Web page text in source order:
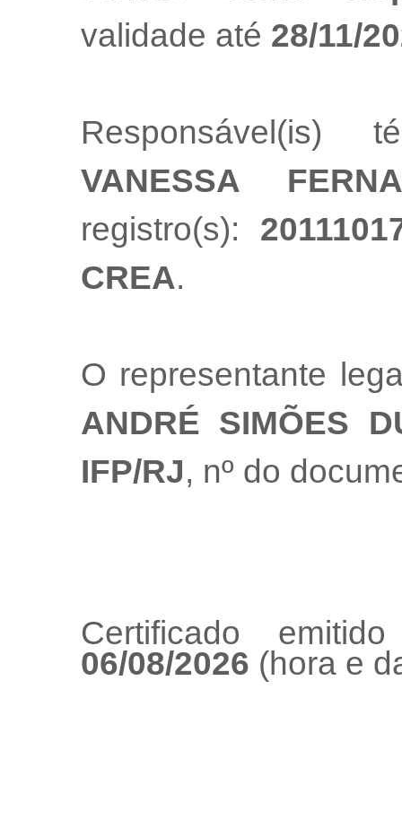
validade até 28/11/
Responsável(is)
VANESSA
registro(s):
CREA.
O representante
ANDRÉ SIMÕES
IFP/RJ, nº do
Certificado
06/08/2026 (hora e